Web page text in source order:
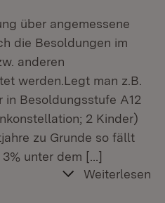
über angemessene
die Besoldungen im
anderen
werden.Legt man z.B.
Besoldungsstufe A12
2 Kinder)
zu Grunde so fällt
unter dem […]
Weiterlesen